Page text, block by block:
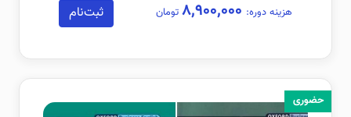
هزینه دوره: تومان ثبت‌نام
حضوری